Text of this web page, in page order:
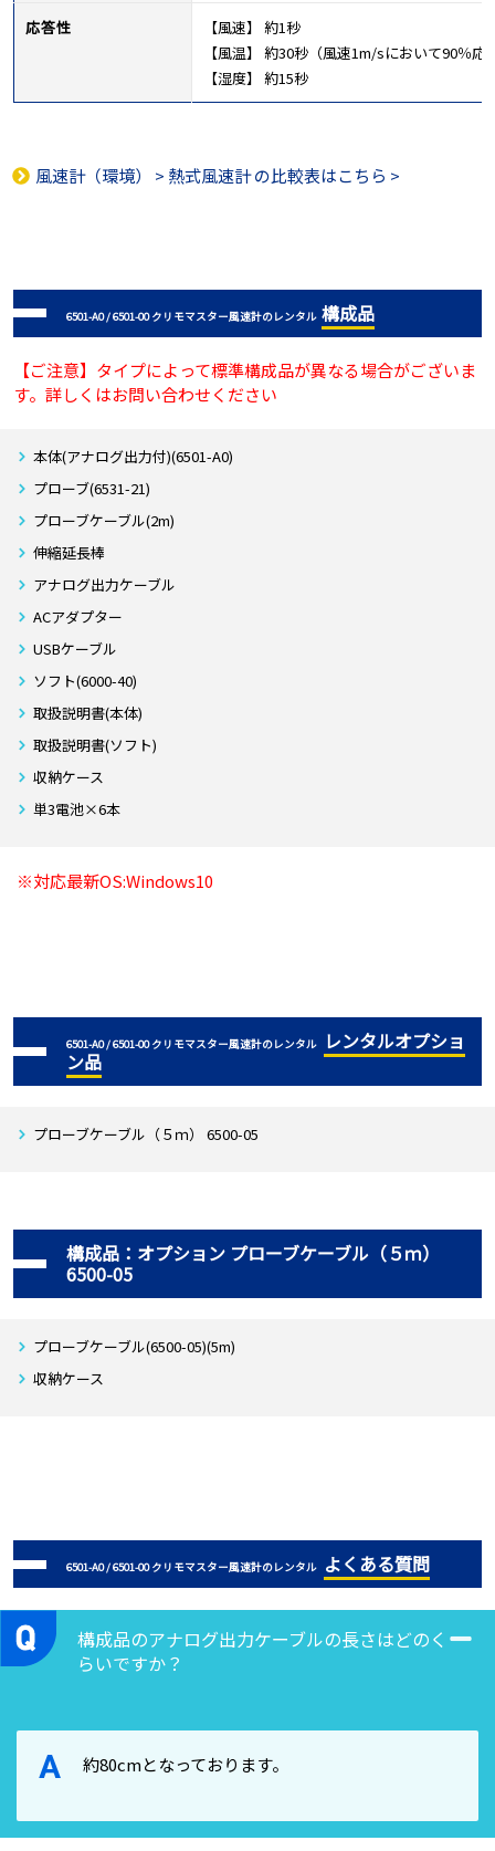
応答性
【風速】 約1秒
【風温】 約30秒（風速1m/sにおいて90％応
【湿度】 約15秒
風速計（環境） > 熱式風速計の比較表はこちら >
6501-A0 / 6501-00 クリモマスター風速計のレンタル 構成品
【ご注意】タイプによって標準構成品が異なる場合がございま
す。詳しくはお問い合わせください
本体(アナログ出力付)(6501-A0)
プローブ(6531-21)
プローブケーブル(2m)
伸縮延長棒
アナログ出力ケーブル
ACアダプター
USBケーブル
ソフト(6000-40)
取扱説明書(本体)
取扱説明書(ソフト)
収納ケース
単3電池×6本
※対応最新OS:Windows10
6501-A0 / 6501-00 クリモマスター風速計のレンタル レンタルオプショ
ン品
プローブケーブル（５ｍ） 6500-05
構成品：オプション プローブケーブル（５ｍ）
6500-05
プローブケーブル(6500-05)(5m)
収納ケース
6501-A0 / 6501-00 クリモマスター風速計のレンタル よくある質問
構成品のアナログ出力ケーブルの長さはどのく
らいですか？
A 約80cmとなっております。